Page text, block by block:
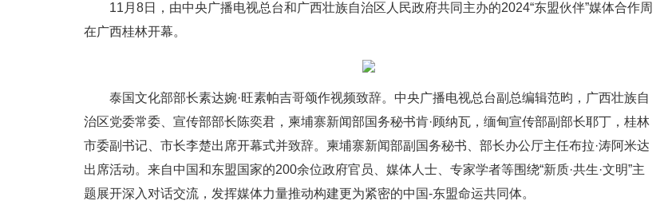
11月8日，由中央广播电视总台和广西壮族自治区人民政府共同主办的2024“东盟伙伴”媒体合作周
在广西桂林开幕。
泰国文化部部长素达婉·旺素帕吉哥颂作视频致辞。中央广播电视总台副总编辑范昀，广西壮族自
治区党委常委、宣传部部长陈奕君，柬埔寨新闻部国务秘书肯·顾纳瓦，缅甸宣传部副部长耶丁，桂林
市委副书记、市长李楚出席开幕式并致辞。柬埔寨新闻部副国务秘书、部长办公厅主任布拉·涛阿米达
出席活动。来自中国和东盟国家的200余位政府官员、媒体人士、专家学者等围绕“新质·共生·文明”主
题展开深入对话交流，发挥媒体力量推动构建更为紧密的中国-东盟命运共同体。